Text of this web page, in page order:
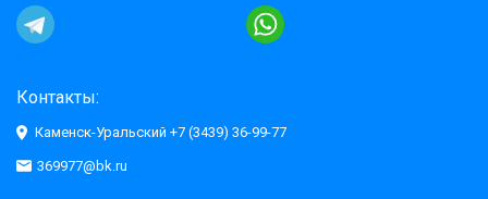
Контакты:
Каменск-Уральский +7 (3439) 36-99-77
369977@bk.ru